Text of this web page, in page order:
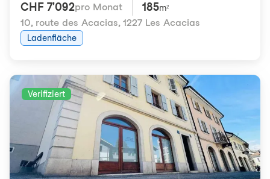
CHF 7'092pro Monat 185m²
10, route des Acacias, 1227 Les Acacias
Ladenfläche
Verifiziert